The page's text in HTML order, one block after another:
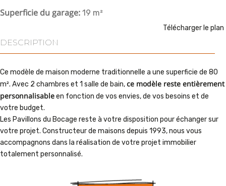
Superficie du garage: 19 m²
Télécharger le plan
DESCRIPTION
Ce modèle de maison moderne traditionnelle a une superficie de 80
m². Avec 2 chambres et 1 salle de bain,ce modèle reste entièrement
personnalisableen fonction de vos envies, de vos besoins et de
votre budget.
Les Pavillons du Bocage reste à votre disposition pour échanger sur
votre projet. Constructeur de maisons depuis 1993, nous vous
accompagnons dans la réalisation de votre projet immobilier
totalement personnalisé.